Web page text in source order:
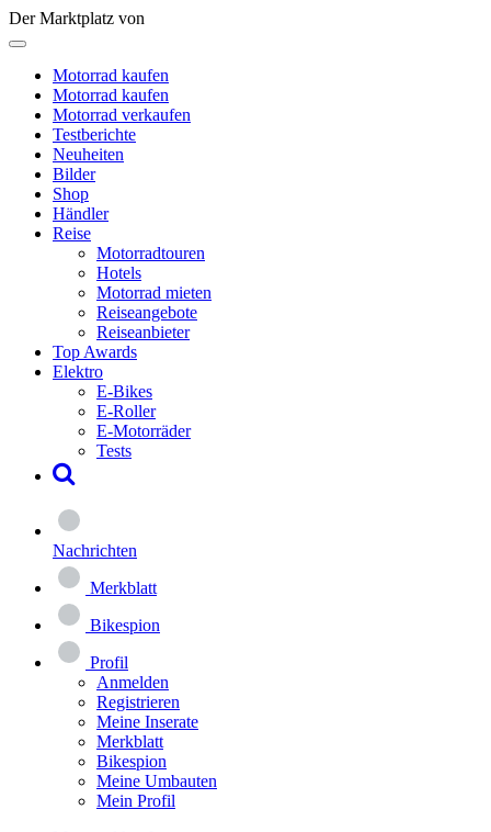
Der Marktplatz von
Motorrad kaufen
Motorrad kaufen
Motorrad verkaufen
Testberichte
Neuheiten
Bilder
Shop
Händler
Reise
Motorradtouren
Hotels
Motorrad mieten
Reiseangebote
Reiseanbieter
Top Awards
Elektro
E-Bikes
E-Roller
E-Motorräder
Tests
Nachrichten
Merkblatt
Bikespion
Profil
Anmelden
Registrieren
Meine Inserate
Merkblatt
Bikespion
Meine Umbauten
Mein Profil